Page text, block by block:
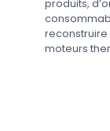
produits,
moteurs